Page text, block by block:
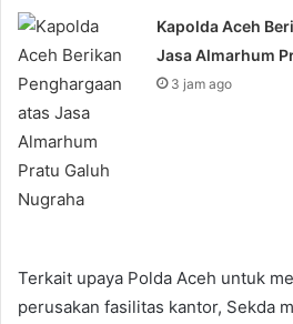
Kapolda Aceh
Jasa Almarhum
3 jam ago
Terkait upaya Polda Aceh untuk
perusakan fasilitas kantor, Sekda